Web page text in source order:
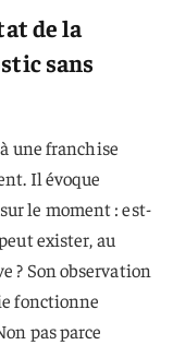
de la
sans
une franchise
Il évoque
le moment : est-
exister, au
? Son observation
fonctionne
pas parce